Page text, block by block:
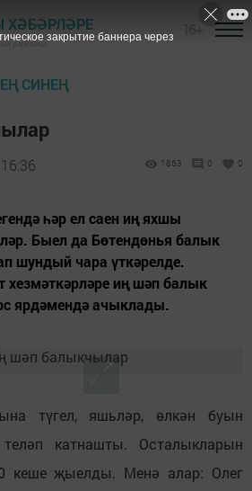
ХӘБӘРЛӘРЕ
районы
СИНЕҢ
1863 0 0
һәр ел саен иң яхшы
Быел да Бөтендөнья балык
шундый чара үткәрелде.
хезмәткәрләре иң шәп балык
ярдәмендә ачыклады.
түгел, яшьләр, өлкән буын
катнашты. Осталыкларын
кеше җыелды. Менә алар: Олег
закрытие баннера через